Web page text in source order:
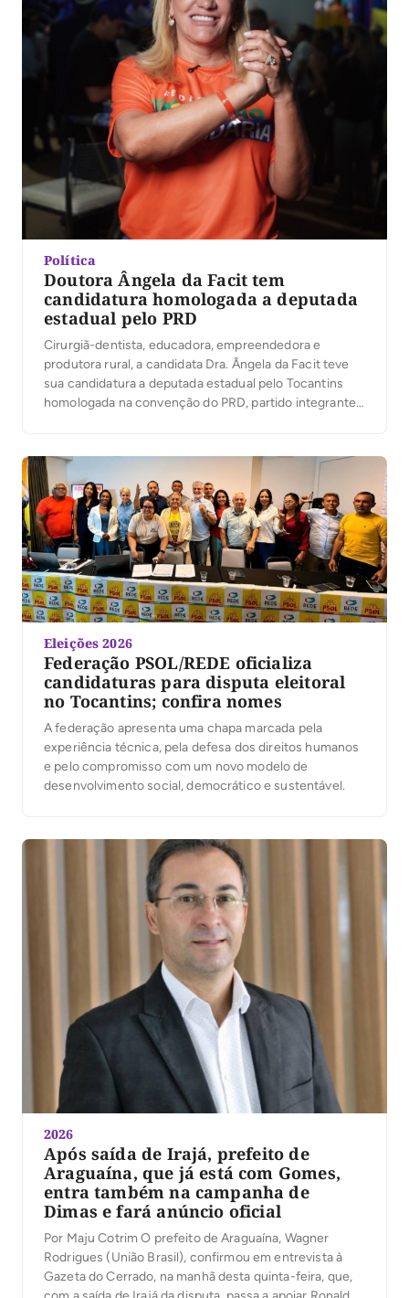
Política
Doutora Ângela da Facit tem
candidatura homologada a deputada
estadual pelo PRD
Cirurgiã-dentista, educadora, empreendedora e
produtora rural, a candidata Dra. Ângela da Facit teve
sua candidatura a deputada estadual pelo Tocantins
homologada na convenção do PRD, partido integrante
oficializou a senadora Professora Dorinha como
candidata ao governo estadual, reforçando a sintonia
entre […]
Eleições 2026
Federação PSOL/REDE oficializa
candidaturas para disputa eleitoral
no Tocantins; confira nomes
A federação apresenta uma chapa marcada pela
experiência técnica, pela defesa dos direitos humanos
e pelo compromisso com um novo modelo de
desenvolvimento social, democrático e sustentável.
2026
Após saída de Irajá, prefeito de
Araguaína, que já está com Gomes,
entra também na campanha de
Dimas e fará anúncio oficial
Por Maju Cotrim O prefeito de Araguaína, Wagner
Rodrigues (União Brasil), confirmou em entrevista à
Gazeta do Cerrado, na manhã desta quinta-feira, que,